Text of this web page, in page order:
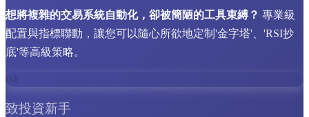
想將複雜的交易系統自動化，卻被簡陋的工具束縛？ 專業級
配置與指標聯動，讓您可以隨心所欲地定制'金字塔'、'RSI抄
底'等高級策略。
04
致投資新手